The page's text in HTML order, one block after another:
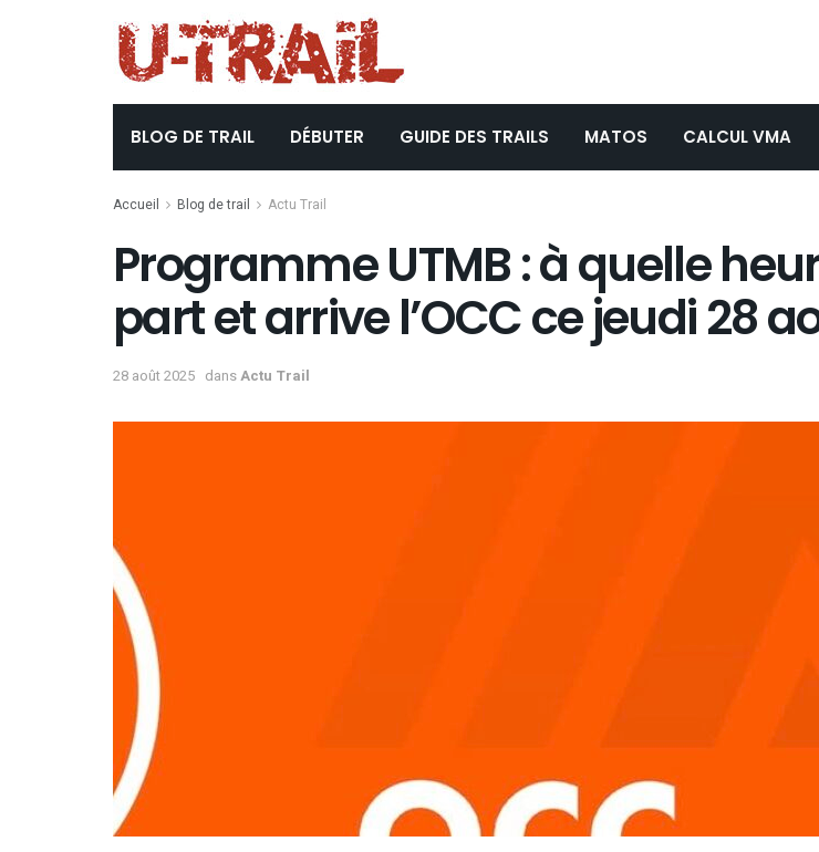
BLOG DE TRAIL DÉBUTER GUIDE DES TRAILS MATOS CALCUL VMA
Accueil Blog de trail Actu Trail
Programme UTMB : à quelle
part et arrive l’OCC ce jeudi 28
28 août 2025 dansActu Trail